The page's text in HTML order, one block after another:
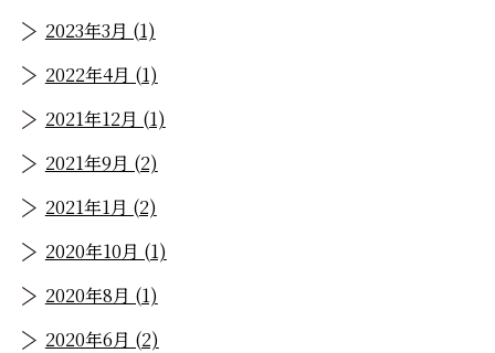
2023年3月 (1)
2022年4月 (1)
2021年12月 (1)
2021年9月 (2)
2021年1月 (2)
2020年10月 (1)
2020年8月 (1)
2020年6月 (2)